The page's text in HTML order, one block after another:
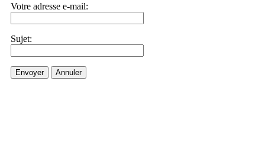
Votre adresse e-mail:
Sujet:
Envoyer Annuler